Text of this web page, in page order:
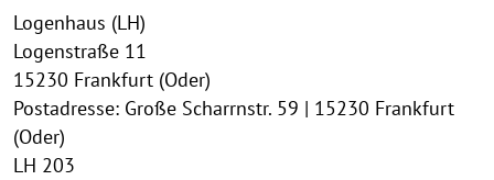
Logenhaus (LH)
Logenstraße 11
15230 Frankfurt (Oder)
Postadresse: Große Scharrnstr. 59 | 15230 Frankfurt
(Oder)
LH 203